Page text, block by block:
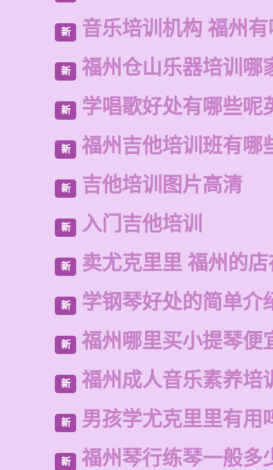
新 音乐培训机构 福州
新 福州仓山乐器培训哪
新 学唱歌好处有哪些呢
新 福州吉他培训班有哪
新 吉他培训图片高清
新 入门吉他培训
新 卖尤克里里 福州的
新 学钢琴好处的简单介
新 福州哪里买小提琴便
新 福州成人音乐素养培
新 男孩学尤克里里有用
新 福州琴行练琴一般多